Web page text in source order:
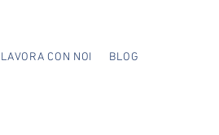
LAVORA CON NOI BLOG